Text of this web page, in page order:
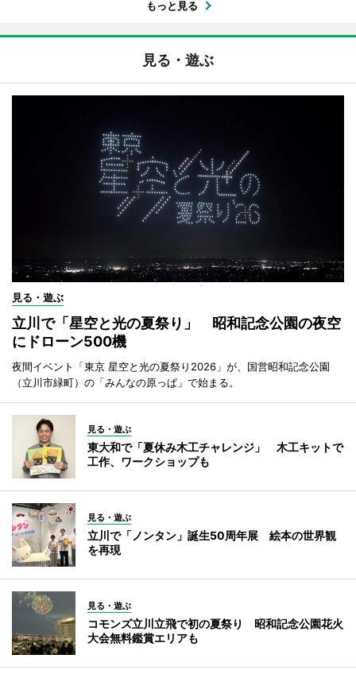
もっと見る
見る・遊ぶ
見る・遊ぶ
立川で「星空と光の夏祭り」 昭和記念公園の夜空
にドローン500機
夜間イベント「東京 星空と光の夏祭り2026」が、国営昭和記念公園
（立川市緑町）の「みんなの原っぱ」で始まる。
見る・遊ぶ
東大和で「夏休み木工チャレンジ」 木工キットで
工作、ワークショップも
見る・遊ぶ
立川で「ノンタン」誕生50周年展 絵本の世界観
を再現
見る・遊ぶ
コモンズ立川立飛で初の夏祭り 昭和記念公園花火
大会無料鑑賞エリアも